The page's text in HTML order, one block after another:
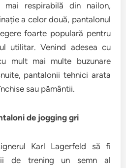
respirabilă din nailon,
a celor două, pantalonul
foarte populară pentru
utilitar. Venind adesea cu
mult mai multe buzunare
pantalonii tehnici arata
sau pământii.
de jogging gri
Karl Lagerfeld să fi
de trening un semn al